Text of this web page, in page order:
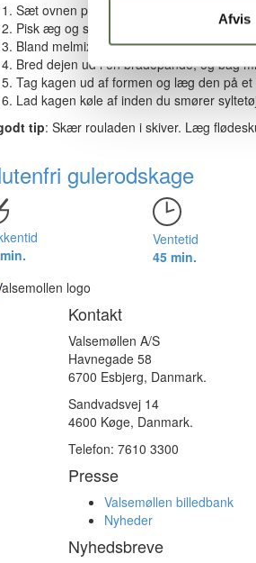
Afvis
Sæt ovnen på 200ºC.
Pisk æg og sukker luftigt.
Bland melmix, vaniljesukker og
Bred dejen ud i en bradepande, og bag
Tag kagen ud af formen og læg den på
Lad kagen køle af inden du smører
tip: Skær rouladen i skiver. Læg
gulerodskage
Ventetid
45 min.
Kontakt
Valsemøllen A/S
Havnegade 58
6700 Esbjerg, Danmark.
Sandvadsvej 14
4600 Køge, Danmark.
Telefon: 7610 3300
Presse
Valsemøllen billedbank
Nyheder
Nyhedsbreve